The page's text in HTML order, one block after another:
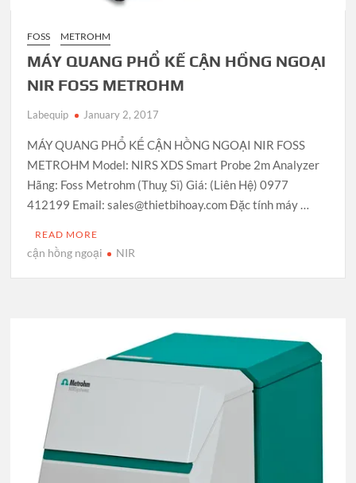
FOSS METROHM
MÁY QUANG PHỔ KẾ CẬN HỒNG NGOẠI
NIR FOSS METROHM
Labequip January 2, 2017
MÁY QUANG PHỔ KẾ CẬN HỒNG NGOẠI NIR FOSS
METROHM Model: NIRS XDS Smart Probe 2m Analyzer
Hãng: Foss Metrohm (Thuỵ Sĩ) Giá: (Liên Hệ) 0977
412199 Email: sales@thietbihoay.com Đặc tính máy …
READ MORE
cận hồng ngoại NIR